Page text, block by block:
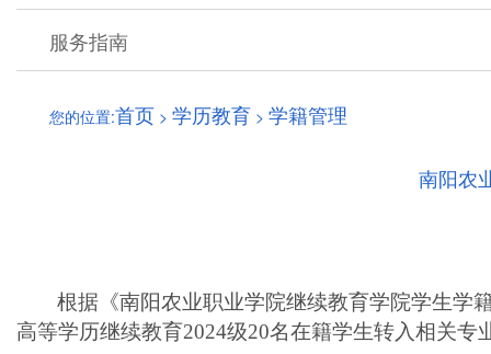
服务指南
您的位置:首页 > 学历教育 > 学籍管理
南阳农
根据《南阳农业职业学院继续教育学院学生学
高等学历继续教育2024级20名在籍学生转入相关专